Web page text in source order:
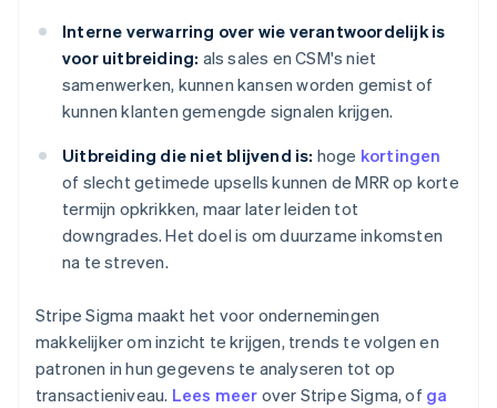
Interne verwarring over wie verantwoordelijk is
voor uitbreiding: als sales en CSM's niet
samenwerken, kunnen kansen worden gemist of
kunnen klanten gemengde signalen krijgen.
Uitbreiding die niet blijvend is: hoge kortingen
of slecht getimede upsells kunnen de MRR op korte
termijn opkrikken, maar later leiden tot
downgrades. Het doel is om duurzame inkomsten
na te streven.
Stripe Sigma maakt het voor ondernemingen
makkelijker om inzicht te krijgen, trends te volgen en
patronen in hun gegevens te analyseren tot op
transactieniveau. Lees meer over Stripe Sigma, of ga